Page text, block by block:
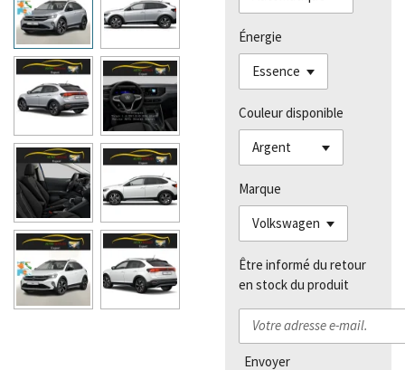
Énergie
Couleur disponible
Marque
Être informé du retour
en stock du produit
Envoyer